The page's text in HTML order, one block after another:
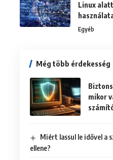
Linux
Egyéb
Még több érdekesség
mikor
Miért lassul le idővel a
ellene?